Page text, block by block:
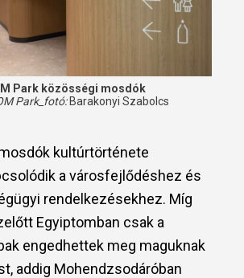
Park közösségi mosdók
Park_fotó: Barakonyi Szabolcs
kultúrtörténete
a városfejlődéshez és
rendelkezésekhez. Míg
Egyiptomban csak a
engedhettek meg maguknak
addig Mohendzsodáróban